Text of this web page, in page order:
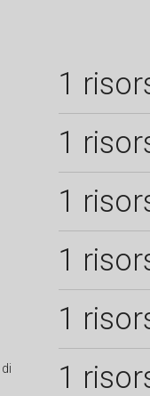
1
1
1
1
1
di 1